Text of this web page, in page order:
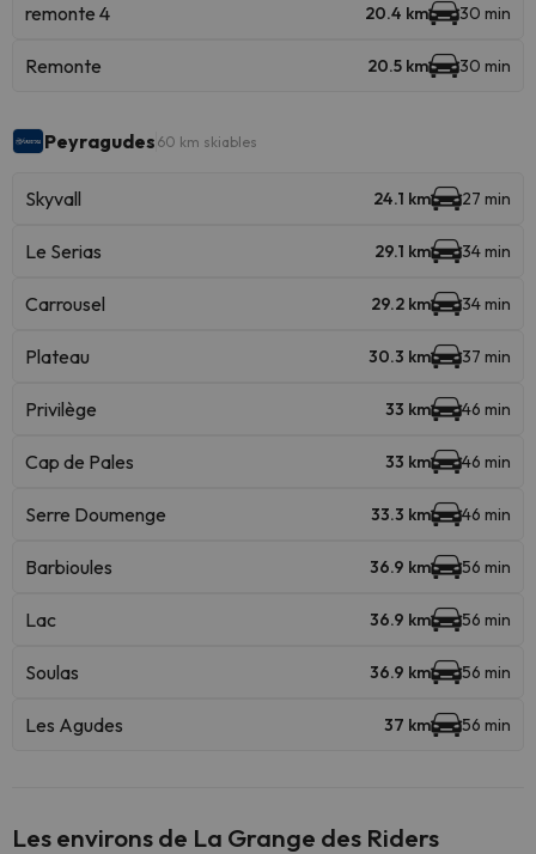
remonte 4 20.4 km 30 min
Remonte 20.5 km 30 min
Peyragudes 60 km skiables
Skyvall 24.1 km 27 min
Le Serias 29.1 km 34 min
Carrousel 29.2 km 34 min
Plateau 30.3 km 37 min
Privilège 33 km 46 min
Cap de Pales 33 km 46 min
Serre Doumenge 33.3 km 46 min
Barbioules 36.9 km 56 min
Lac 36.9 km 56 min
Soulas 36.9 km 56 min
Les Agudes 37 km 56 min
Les environs de La Grange des Riders